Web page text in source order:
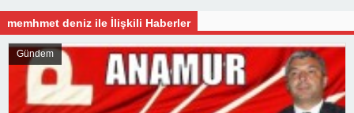
memhmet deniz ile İlişkili Haberler
Gündem